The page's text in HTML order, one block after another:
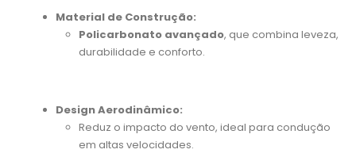
Material de Construção:
Policarbonato avançado, que combina leveza,
durabilidade e conforto.
Design Aerodinâmico:
Reduz o impacto do vento, ideal para condução
em altas velocidades.